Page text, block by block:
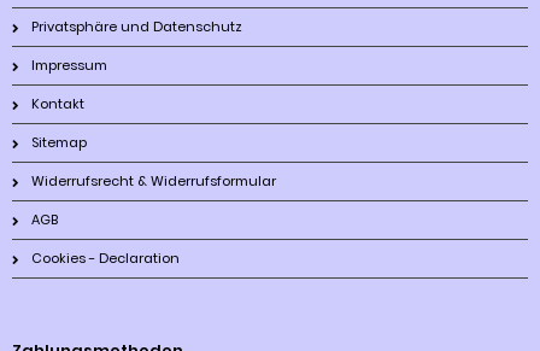
Privatsphäre und Datenschutz
Impressum
Kontakt
Sitemap
Widerrufsrecht & Widerrufsformular
AGB
Cookies - Declaration